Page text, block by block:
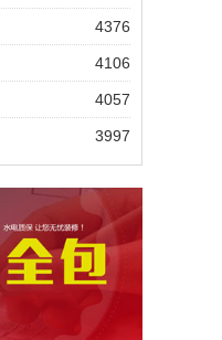
4376
4106
4057
3997